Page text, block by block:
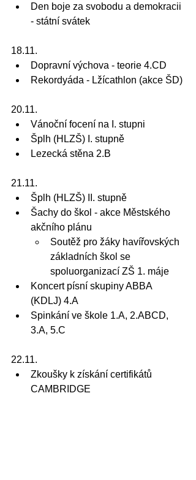
Den boje za svobodu a demokracii
- státní svátek
18.11.
Dopravní výchova - teorie 4.CD
Rekordyáda - Lžícathlon (akce ŠD)
20.11.
Vánoční focení na I. stupni
Šplh (HLZŠ) I. stupně
Lezecká stěna 2.B
21.11.
Šplh (HLZŠ) II. stupně
Šachy do škol - akce Městského
akčního plánu
Soutěž pro žáky havířovských
základních škol se
spoluorganizací ZŠ 1. máje
Koncert písní skupiny ABBA
(KDLJ) 4.A
Spinkání ve škole 1.A, 2.ABCD,
3.A, 5.C
22.11.
Zkoušky k získání certifikátů
CAMBRIDGE